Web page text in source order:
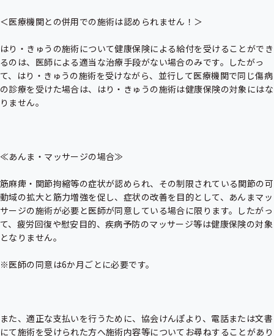
＜医療機関との併用での施術は認められません！＞
はり・きゅうの施術について健康保険による給付を受けることができ
るのは、医師による適当な治療手段がない場合のみです。したがっ
て、はり・きゅうの施術を受けながら、並行して医療機関で同じ傷病
の診療を受けた場合は、はり・きゅうの施術は健康保険の対象にはな
りません。
≪あんま・マッサージの場合≫
筋麻痺・関節拘縮等の症状が認められ、その制限されている関節の可
動域の拡大と筋力増強を促し、症状の改善を目的として、あんまマッ
サージの施術が必要と医師が同意している場合に限ります。したがっ
て、疲労回復や慰安目的、疾病予防のマッサージ等は健康保険の対象
となりません。
※医師の同意は6か月ごとに必要です。
また、適正な支払いを行うために、協会けんぽより、電話または文書
にて施術を受けられた方へ施術内容等についてお尋ねすることがあり